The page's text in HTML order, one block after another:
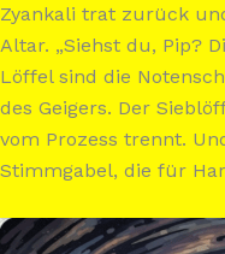
Zyankali trat zurück
Altar. „Siehst du, Pip?
Löffel sind die
des Geigers. Der
vom Prozess trennt.
Stimmgabel, die für